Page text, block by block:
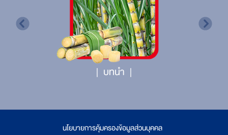
บทนำ
นโยบายการคุ้มครองข้อมูลส่วนบุคคล